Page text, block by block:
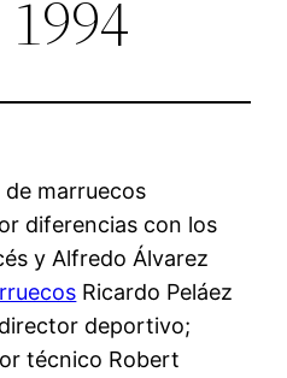
diferencias con los
y Alfredo Álvarez
Ricardo Peláez
deportivo;
técnico Robert